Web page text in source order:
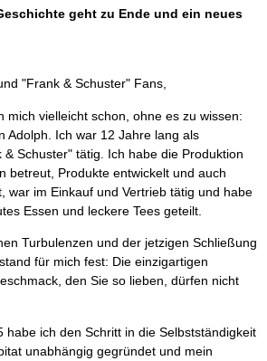
geht zu Ende und ein neues
"Frank & Schuster" Fans,
mich vielleicht schon, ohne es zu wissen:
Adolph. Ich war 12 Jahre lang als
Schuster" tätig. Ich habe die Produktion
betreut, Produkte entwickelt und auch
war im Einkauf und Vertrieb tätig und habe
Essen und leckere Tees geteilt.
Turbulenzen und der jetzigen Schließung
für mich fest: Die einzigartigen
den Sie so lieben, dürfen nicht
habe ich den Schritt in die Selbstständigkeit
unabhängig gegründet und mein